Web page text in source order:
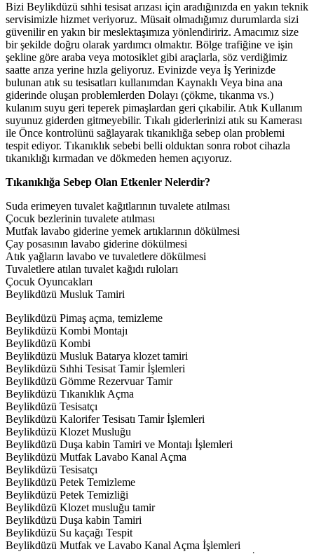
Bizi Beylikdüzü sıhhi tesisat arızası için aradığınızda en yakın teknik
servisimizle hizmet veriyoruz. Müsait olmadığımız durumlarda sizi
güvenilir en yakın bir meslektaşımıza yönlendiririz. Amacımız size
bir şekilde doğru olarak yardımcı olmaktır. Bölge trafiğine ve işin
şekline göre araba veya motosiklet gibi araçlarla, söz verdiğimiz
saatte arıza yerine hızla geliyoruz. Evinizde veya İş Yerinizde
bulunan atık su tesisatları kullanımdan Kaynaklı Veya bina ana
giderinde oluşan problemlerden Dolayı (çökme, tıkanma vs.)
kulanım suyu geri teperek pimaşlardan geri çıkabilir. Atık Kullanım
suyunuz giderden gitmeyebilir. Tıkalı giderlerinizi atık su Kamerası
ile Önce kontrolünü sağlayarak tıkanıklığa sebep olan problemi
tespit ediyor. Tıkanıklık sebebi belli olduktan sonra robot cihazla
tıkanıklığı kırmadan ve dökmeden hemen açıyoruz.
Tıkanıklığa Sebep Olan Etkenler Nelerdir?
Suda erimeyen tuvalet kağıtlarının tuvalete atılması
Çocuk bezlerinin tuvalete atılması
Mutfak lavabo giderine yemek artıklarının dökülmesi
Çay posasının lavabo giderine dökülmesi
Atık yağların lavabo ve tuvaletlere dökülmesi
Tuvaletlere atılan tuvalet kağıdı ruloları
Çocuk Oyuncakları
Beylikdüzü Musluk Tamiri
Beylikdüzü Pimaş açma, temizleme
Beylikdüzü Kombi Montajı
Beylikdüzü Kombi
Beylikdüzü Musluk Batarya klozet tamiri
Beylikdüzü Sıhhi Tesisat Tamir İşlemleri
Beylikdüzü Gömme Rezervuar Tamir
Beylikdüzü Tıkanıklık Açma
Beylikdüzü Tesisatçı
Beylikdüzü Kalorifer Tesisatı Tamir İşlemleri
Beylikdüzü Klozet Musluğu
Beylikdüzü Duşa kabin Tamiri ve Montajı İşlemleri
Beylikdüzü Mutfak Lavabo Kanal Açma
Beylikdüzü Tesisatçı
Beylikdüzü Petek Temizleme
Beylikdüzü Petek Temizliği
Beylikdüzü Klozet musluğu tamir
Beylikdüzü Duşa kabin Tamiri
Beylikdüzü Su kaçağı Tespit
Beylikdüzü Mutfak ve Lavabo Kanal Açma İşlemleri